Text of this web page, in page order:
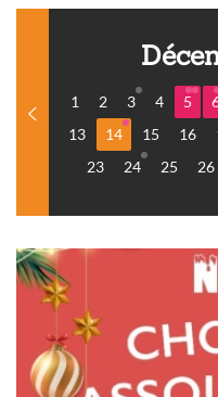
1 2 3 4 5
13
14 15 16
23
24 25 26